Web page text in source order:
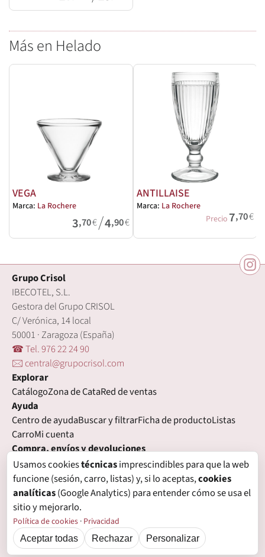
Más en Helado
VEGA
Marca: La Rochere
3,70€/4,90€
ANTILLAISE
Marca: La Rochere
Precio 7,70€
Grupo Crisol
IBECOTEL, S.L.
Gestora del Grupo CRISOL
C/ Verónica, 14 local
50001 · Zaragoza (España)
☎ Tel. 976 22 24 90
🖂 central@grupocrisol.com
Explorar
CatálogoZona de CataRed de ventas
Ayuda
Centro de ayudaBuscar y filtrarFicha de productoListas
CarroMi cuenta
Compra, envíos y devoluciones
Condiciones de compraFormas de pagoGastos de envío
Plazos de entregaDevolucionesGarantía
Legal
Aviso legalPrivacidad
Política de cookiesPreferencias de cookies
© Grupo Crisol, 2026 — IBECOTEL, S.L. Todos los derechos reservados.
Usamos cookiestécnicasimprescindibles para que la web
funcione (sesión, carro, listas) y, si lo aceptas,cookies
analíticas(Google Analytics) para entender cómo se usa el
sitio y mejorarlo.
Política de cookies · Privacidad
Aceptar todas Rechazar Personalizar